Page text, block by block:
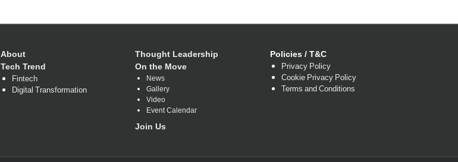
About
Tech Trend
Fintech
Digital Transformation
Thought Leadership
On the Move
News
Gallery
Video
Event Calendar
Join Us
Policies / T&C
Privacy Policy
Cookie Privacy Policy
Terms and Conditions